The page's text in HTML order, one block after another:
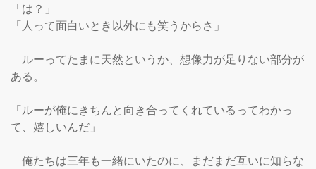
「は？」
「人って面白いとき以外にも笑うからさ」
ルーってたまに天然というか、想像力が足りない部分が
ある。
「ルーが俺にきちんと向き合ってくれているってわかっ
て、嬉しいんだ」
俺たちは三年も一緒にいたのに、まだまだ互いに知らな